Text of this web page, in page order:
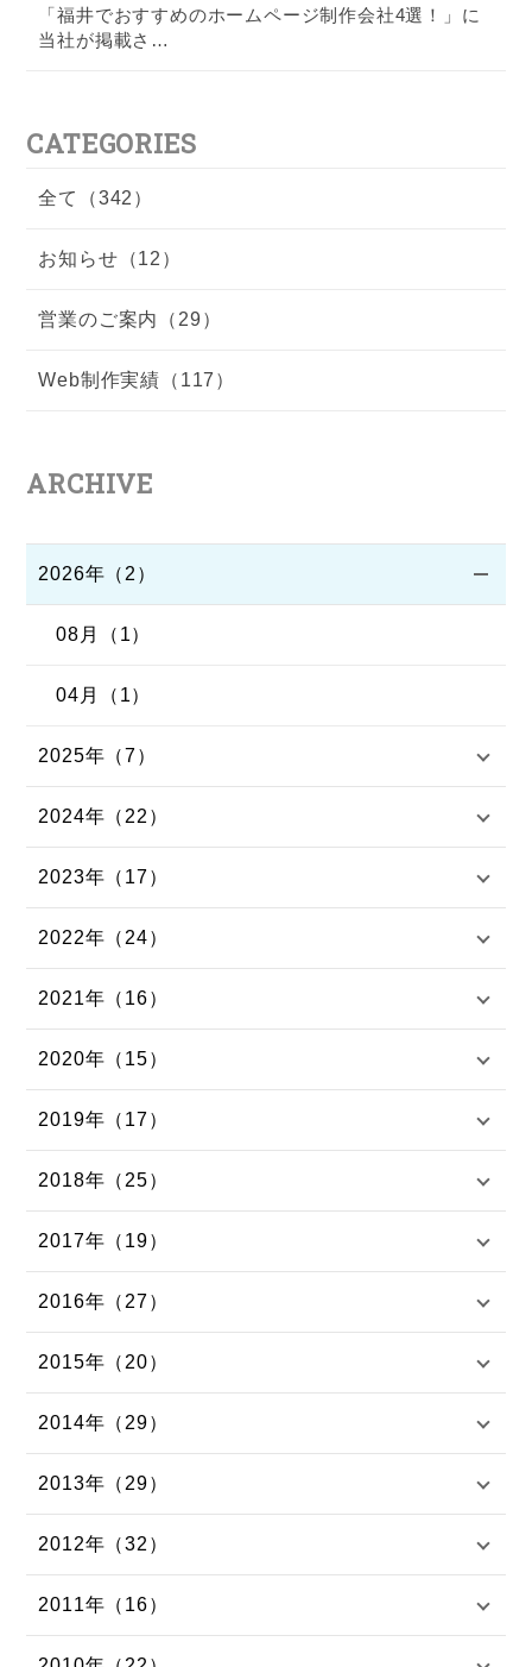
「福井でおすすめのホームページ制作会社4選！」に
当社が掲載さ…
CATEGORIES
全て（342）
お知らせ（12）
営業のご案内（29）
Web制作実績（117）
ARCHIVE
2026年（2）
08月（1）
04月（1）
2025年（7）
2024年（22）
2023年（17）
2022年（24）
2021年（16）
2020年（15）
2019年（17）
2018年（25）
2017年（19）
2016年（27）
2015年（20）
2014年（29）
2013年（29）
2012年（32）
2011年（16）